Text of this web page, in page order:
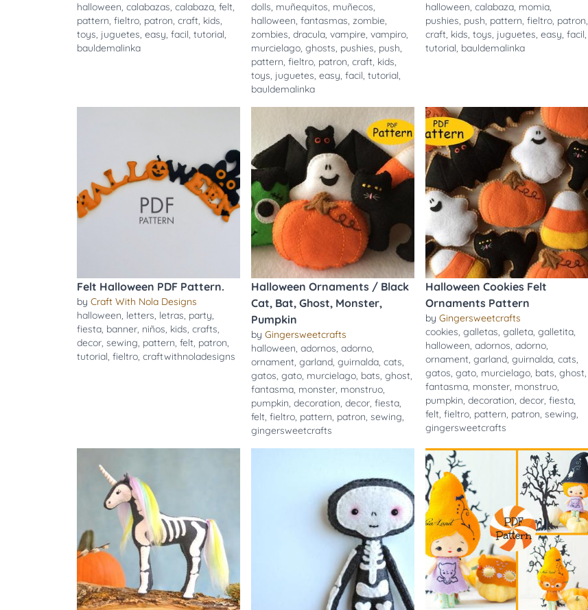
halloween, calabazas, calabaza, felt,
pattern, fieltro, patron, craft, kids,
toys, juguetes, easy, facil, tutorial,
bauldemalinka
dolls, muñequitos, muñecos,
halloween,fantasmas,zombie,
zombies,dracula,vampire,vampiro,
murcielago,ghosts, pushies, push,
pattern,fieltro, patron,craft, kids,
toys, juguetes,easy,facil,tutorial,
bauldemalinka
halloween,calabaza, momia,
pushies, push, pattern,fieltro, patron,
craft, kids,toys, juguetes,easy,facil,
tutorial, bauldemalinka
Felt Halloween PDF Pattern.
by Craft With Nola Designs
halloween, letters, letras, party,
fiesta, banner, niños, kids, crafts,
decor, sewing, pattern, felt, patron,
tutorial, fieltro, craftwithnoladesigns
Halloween Ornaments / Black
Cat, Bat, Ghost, Monster,
Pumpkin
byGingersweetcrafts
halloween,adornos,adorno,
ornament,garland,guirnalda,cats,
gatos,gato, murcielago, bats,ghost,
fantasma, monster, monstruo,
pumpkin,decoration,decor,fiesta,
felt,fieltro, pattern, patron,sewing,
gingersweetcrafts
Halloween Cookies Felt
Ornaments Pattern
byGingersweetcrafts
cookies,galletas,galleta,galletita,
halloween,adornos,adorno,
ornament,garland,guirnalda,cats,
gatos,gato, murcielago, bats,ghost,
fantasma, monster, monstruo,
pumpkin,decoration,decor,fiesta,
felt,fieltro, pattern, patron,sewing,
gingersweetcrafts